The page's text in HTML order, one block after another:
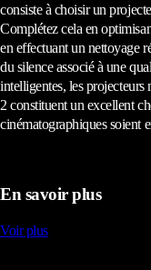
consiste à choisir un
Complétez cela en
en effectuant un nettoyage
du silence associé à une
intelligentes, les
2 constituent un excellent
cinématographiques soient
En savoir plus
Voir plus